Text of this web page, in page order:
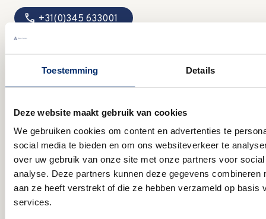
Toestemming Details
Deze website maakt gebruik van cookies
We gebruiken cookies om content en advertenties te
social media te bieden en om ons websiteverkeer te
over uw gebruik van onze site met onze partners voor
analyse. Deze partners kunnen deze gegevens combineren
aan ze heeft verstrekt of die ze hebben verzameld op basis
services.
call +31(0)345 633001
mail
MA: 09:00 - 15:00 uur
DI:
gesloten
WO: 09:00 - 12:30 uur
DO:
gesloten
VR: 09:00 - 12:30 uur
ZA:
09:00 - 12:30 uur Let op; in augustus zijn wij op zaterdag
dicht!